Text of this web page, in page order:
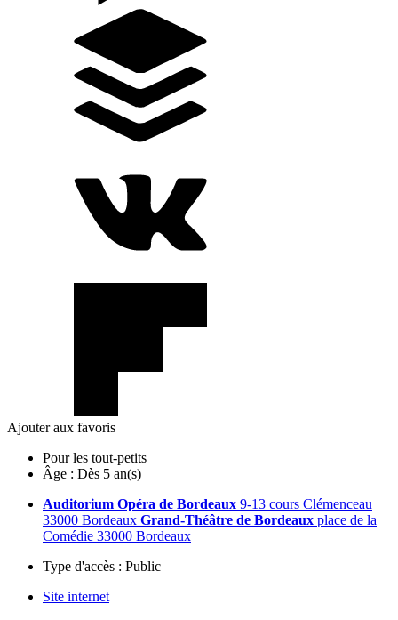
Ajouter aux favoris
Pour les tout-petits
Âge : Dès 5 an(s)
Auditorium Opéra de Bordeaux 9-13 cours Clémenceau
33000 Bordeaux Grand-Théâtre de Bordeaux place de la
Comédie 33000 Bordeaux
Type d'accès : Public
Site internet